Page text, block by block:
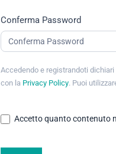
Conferma Password
Accedendo e registrandoti
con la Privacy Policy. Puoi
Accetto quanto contenuto